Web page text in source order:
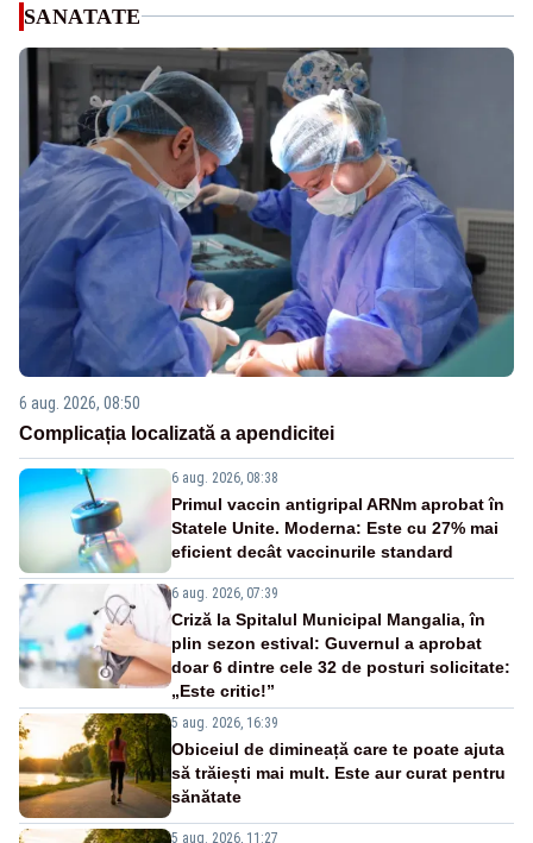
SANATATE
6 aug. 2026, 08:50
Complicația localizată a apendicitei
6 aug. 2026, 08:38
Primul vaccin antigripal ARNm aprobat în
Statele Unite. Moderna: Este cu 27% mai
eficient decât vaccinurile standard
6 aug. 2026, 07:39
Criză la Spitalul Municipal Mangalia, în
plin sezon estival: Guvernul a aprobat
doar 6 dintre cele 32 de posturi solicitate:
„Este critic!”
5 aug. 2026, 16:39
Obiceiul de dimineață care te poate ajuta
să trăiești mai mult. Este aur curat pentru
sănătate
5 aug. 2026, 11:27